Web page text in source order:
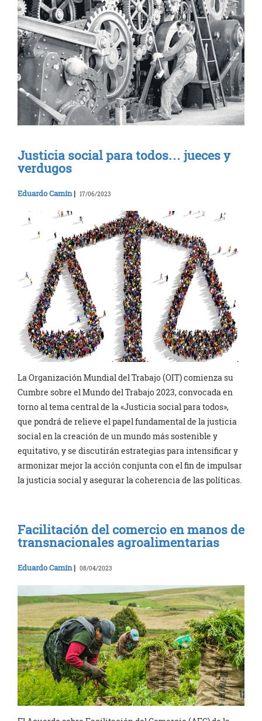
Justicia social para todos… jueces y
verdugos
Eduardo Camín| 17/06/2023
La Organización Mundial del Trabajo (OIT) comienza su
Cumbre sobre el Mundo del Trabajo 2023, convocada en
torno al tema central de la «Justicia social para todos»,
que pondrá de relieve el papel fundamental de la justicia
social en la creación de un mundo más sostenible y
equitativo, y se discutirán estrategias para intensificar y
armonizar mejor la acción conjunta con el fin de impulsar
la justicia social y asegurar la coherencia de las políticas.
Facilitación del comercio en manos de
transnacionales agroalimentarias
Eduardo Camín| 08/04/2023